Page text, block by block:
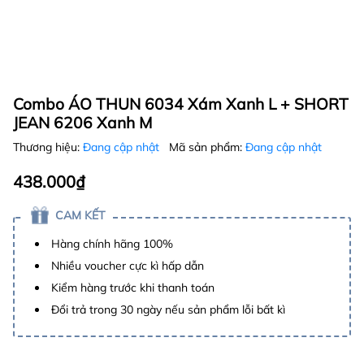
Combo ÁO THUN 6034 Xám Xanh L + SHORT
JEAN 6206 Xanh M
Thương hiệu: Đang cập nhật Mã sản phẩm: Đang cập nhật
438.000₫
CAM KẾT
Hàng chính hãng 100%
Nhiều voucher cực kì hấp dẫn
Kiểm hàng trước khi thanh toán
Đổi trả trong 30 ngày nếu sản phẩm lỗi bất kì